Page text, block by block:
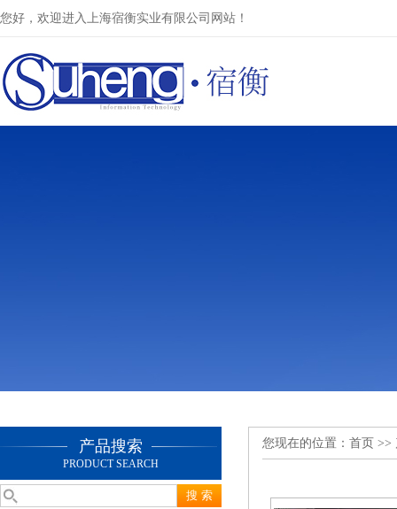
您好，欢迎进入上海宿衡实业有限公司网站！
产品搜索
PRODUCT SEARCH
您现在的位置： 首页 >>